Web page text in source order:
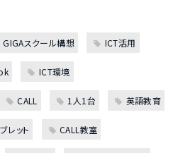
GIGAスクール構想 ICT活用
ICT環境
CALL 1人1台 英語教育
レット CALL教室